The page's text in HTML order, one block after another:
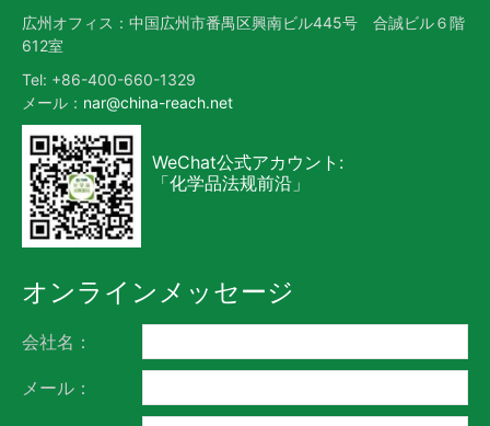
広州オフィス：中国広州市番禺区興南ビル445号 合誠ビル６階
612室
Tel: +86-400-660-1329
メール： nar@china-reach.net
WeChat公式アカウント:
「化学品法规前沿」
オンラインメッセージ
会社名：
メール：